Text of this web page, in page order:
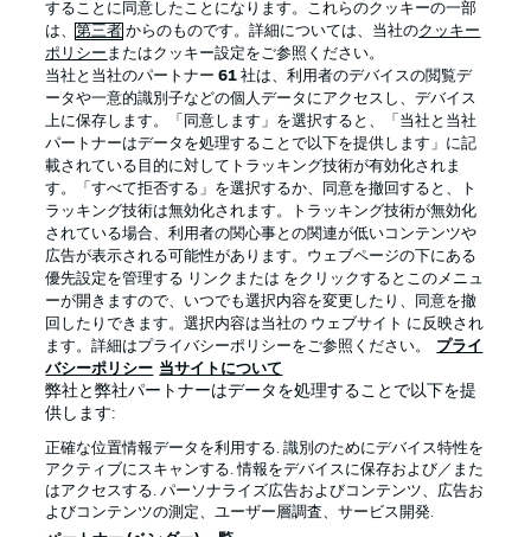
BUNDESLIGA APP
Official Partners
プライバシー・ポリシー 優先設定を管理する
することに同意したことになります。これらのクッキーの一部
は、第三者 からのものです。詳細については、当社のクッキー
ポリシー またはクッキー設定をご参照ください。
当社と当社のパートナー61 社は、利用者のデバイスの閲覧デ
ータや一意的識別子などの個人データにアクセスし、デバイス
上に保存します。「同意します」を選択すると、「当社と当社
パートナーはデータを処理することで以下を提供します」に記
載されている目的に対してトラッキング技術が有効化されま
す。「すべて拒否する」を選択するか、同意を撤回すると、ト
ラッキング技術は無効化されます。トラッキング技術が無効化
されている場合、利用者の関心事との関連が低いコンテンツや
広告が表示される可能性があります。ウェブページの下にある
優先設定を管理する リンクまたは をクリックするとこのメニュ
ーが開きますので、いつでも選択内容を変更したり、同意を撤
回したりできます。選択内容は当社の ウェブサイト に反映され
ます。詳細はプライバシーポリシーをご参照ください。
プライ
バシーポリシー 当サイトについて
弊社と弊社パートナーはデータを処理することで以下を提
供します:
正確な位置情報データを利用する. 識別のためにデバイス特性を
アクティブにスキャンする. 情報をデバイスに保存および／また
はアクセスする. パーソナライズ広告およびコンテンツ、広告お
よびコンテンツの測定、ユーザー層調査、サービス開発.